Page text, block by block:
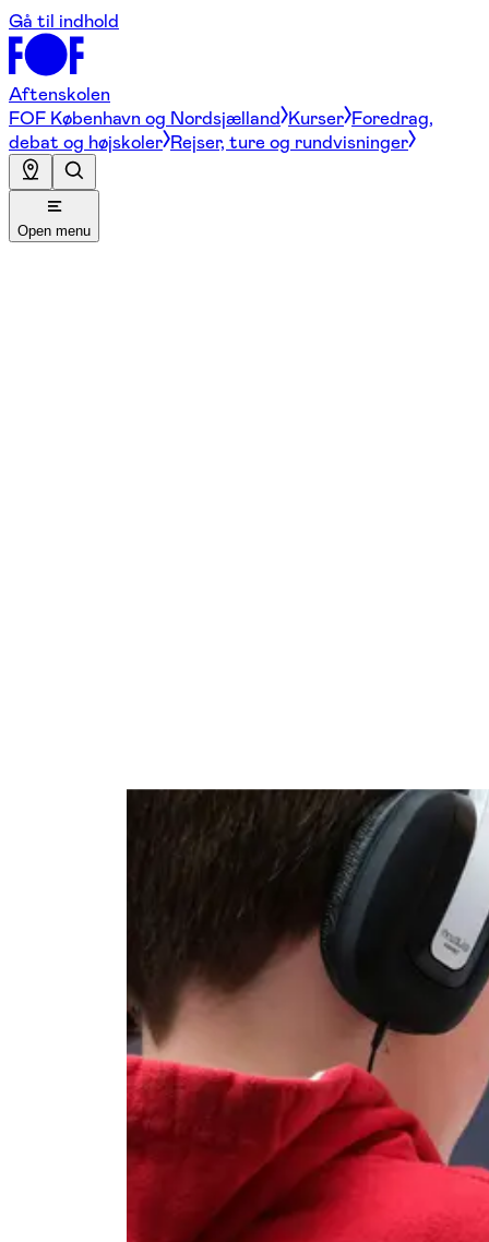
Gå til indhold
Aftenskolen
FOF København og Nordsjælland Kurser Foredrag,
debat og højskoler Rejser, ture og rundvisninger
Open menu